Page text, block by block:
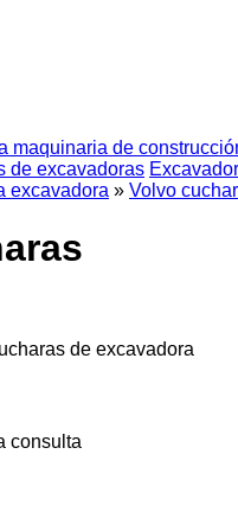
maquinaria de
de excavadoras
excavadora » Volvo
de excavadora
consulta